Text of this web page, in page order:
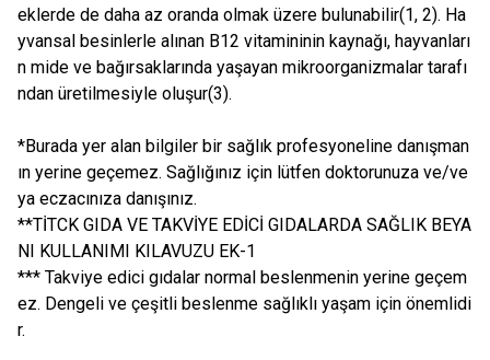
eklerde de daha az oranda olmak üzere bulunabilir(1, 2). Ha
yvansal besinlerle alınan B12 vitamininin kaynağı, hayvanları
n mide ve bağırsaklarında yaşayan mikroorganizmalar tarafı
ndan üretilmesiyle oluşur(3).
*Burada yer alan bilgiler bir sağlık profesyoneline danışman
ın yerine geçemez. Sağlığınız için lütfen doktorunuza ve/ve
ya eczacınıza danışınız.
**TİTCK GIDA VE TAKVİYE EDİCİ GIDALARDA SAĞLIK BEYA
NI KULLANIMI KILAVUZU EK-1
*** Takviye edici gıdalar normal beslenmenin yerine geçem
ez. Dengeli ve çeşitli beslenme sağlıklı yaşam için önemlidi
r.